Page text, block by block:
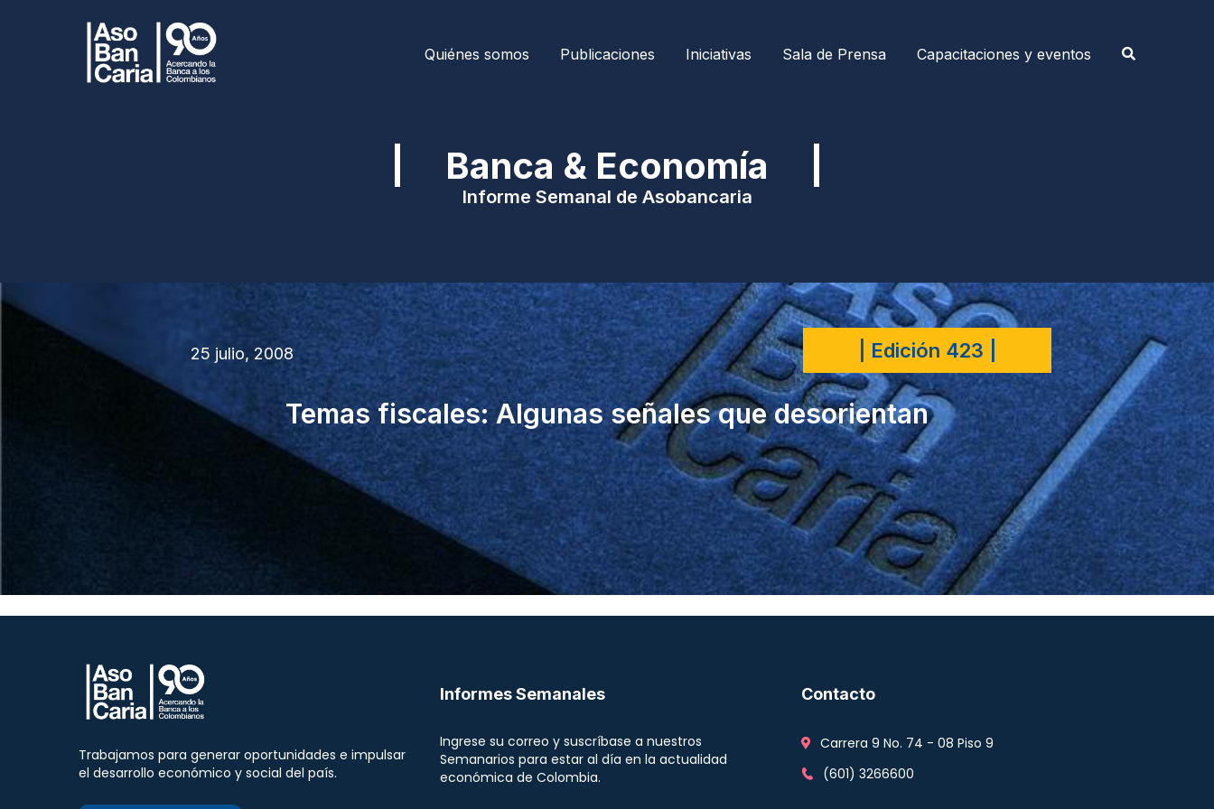
Quiénes somos Publicaciones Iniciativas Sala de Prensa Capacitaciones y eventos
| Banca & Economía |
Informe Semanal de Asobancaria
25 julio, 2008 | Edición 423 |
Temas fiscales: Algunas señales que desorientan
Trabajamos para generar oportunidades e impulsar
el desarrollo económico y social del país.
Informes Semanales
Ingrese su correo y suscríbase a nuestros
Semanarios para estar al día en la actualidad
económica de Colombia.
Contacto
Carrera 9 No. 74 - 08 Piso 9
(601) 3266600